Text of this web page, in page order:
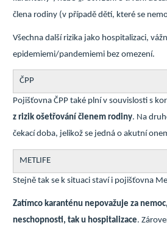
člena rodiny (v případě dětí, které se
Všechna další rizika jako hospitalizaci,
epidemiemi/pandemiemi bez omezení.
ČPP
Pojišťovna ČPP také plní v souvislosti s
z rizik ošetřování členem rodiny. Na
čekací doba, jelikož se jedná o akutní
METLIFE
Stejně tak se k situaci staví i pojišťovna
Zatímco karanténu nepovažuje za
neschopnosti, tak u hospitalizace.